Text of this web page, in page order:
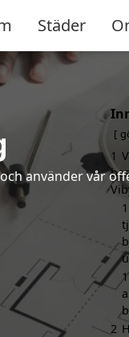
Städer
använder vår
1
2